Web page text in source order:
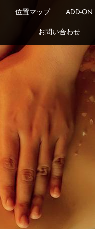
位置マップ
ADD-ON
お問い合わせ